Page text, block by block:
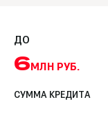
ДО
6МЛН РУБ.
СУММА КРЕДИТА